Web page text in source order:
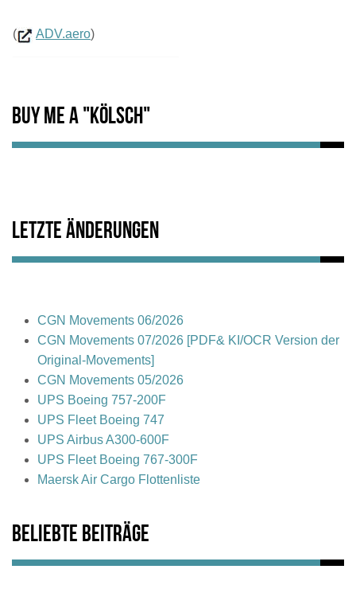
( ADV.aero)
Buy me a "Kölsch"
Letzte Änderungen
CGN Movements 06/2026
CGN Movements 07/2026 [PDF& KI/OCR Version der
Original-Movements]
CGN Movements 05/2026
UPS Boeing 757-200F
UPS Fleet Boeing 747
UPS Airbus A300-600F
UPS Fleet Boeing 767-300F
Maersk Air Cargo Flottenliste
Beliebte Beiträge